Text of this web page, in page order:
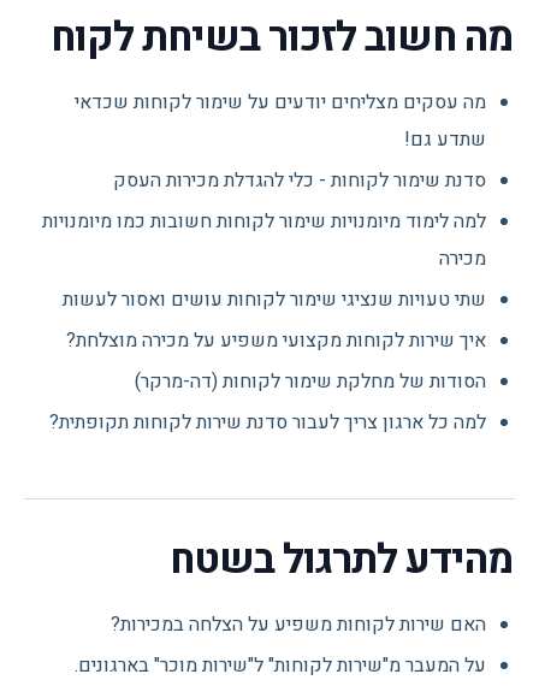
מה חשוב לזכור בשיחת לקוח
מה עסקים מצליחים יודעים על שימור לקוחות שכדאי
שתדע גם!
סדנת שימור לקוחות - כלי להגדלת מכירות העסק
למה לימוד מיומנויות שימור לקוחות חשובות כמו מיומנויות
מכירה
שתי טעויות שנציגי שימור לקוחות עושים ואסור לעשות
איך שירות לקוחות מקצועי משפיע על מכירה מוצלחת?
הסודות של מחלקת שימור לקוחות (דה-מרקר)
למה כל ארגון צריך לעבור סדנת שירות לקוחות תקופתית?
מהידע לתרגול בשטח
האם שירות לקוחות משפיע על הצלחה במכירות?
על המעבר מ"שירות לקוחות" ל"שירות מוכר" בארגונים.